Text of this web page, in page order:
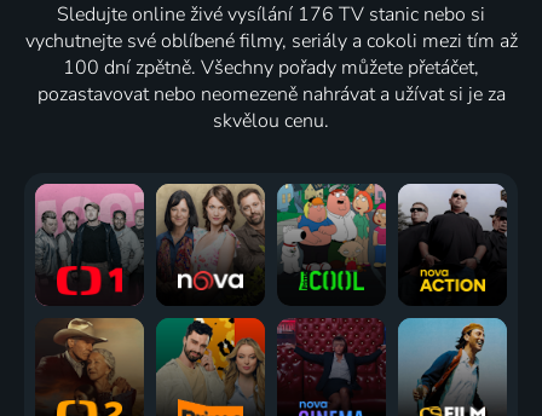
Sledujte online živé vysílání 176 TV stanic nebo si
vychutnejte své oblíbené filmy, seriály a cokoli mezi tím až
100 dní zpětně. Všechny pořady můžete přetáčet,
pozastavovat nebo neomezeně nahrávat a užívat si je za
skvělou cenu.